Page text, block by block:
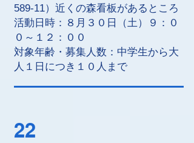
589-11）近くの森看板があるところ
活動日時：８月３０日（土）９：０
０～１２：００
対象年齢・募集人数：中学生から大
人１日につき１０人まで
22